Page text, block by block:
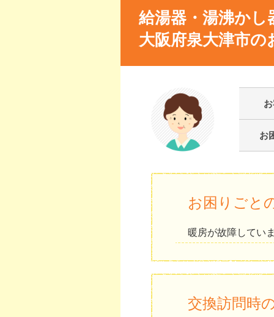
給湯器・湯沸かし
大阪府泉大津市の
お
お困りごと
暖房が故障してい
交換訪問時